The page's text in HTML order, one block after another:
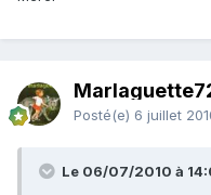
Posté(e) 6 juillet
Le 06/07/2010 à